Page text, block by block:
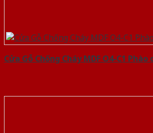
Cửa Gỗ Chống Cháy MDF O4-C1 Phào